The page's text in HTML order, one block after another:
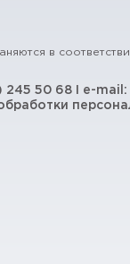
в
245 50 68 I e-mail: